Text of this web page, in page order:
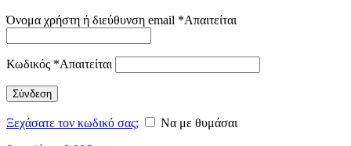
Όνομα χρήστη ή διεύθυνση email *Απαιτείται
Κωδικός *Απαιτείται
Σύνδεση
Ξεχάσατε τον κωδικό σας;
Να με θυμάσαι